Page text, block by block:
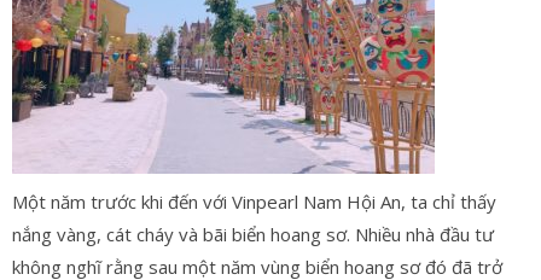
Một năm trước khi đến với Vinpearl Nam Hội An, ta chỉ thấy
nắng vàng, cát cháy và bãi biển hoang sơ. Nhiều nhà đầu tư
không nghĩ rằng sau một năm vùng biển hoang sơ đó đã trở